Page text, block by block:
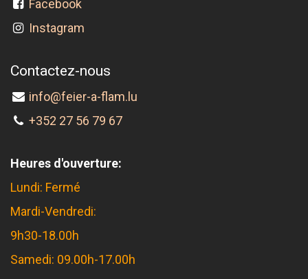
Facebook
Instagram
Contactez-nous
info@feier-a-flam.lu
+352 27 56 79 67
Heures d'ouverture:
Lundi: Fermé
Mardi-Vendredi:
9h30-18.00h
Samedi: 09.00h-17.00h